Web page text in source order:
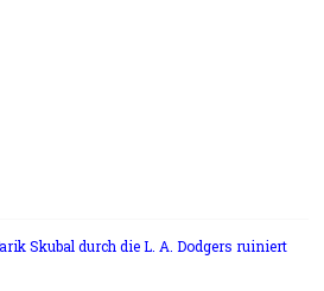
Skubal durch die L. A. Dodgers ruiniert